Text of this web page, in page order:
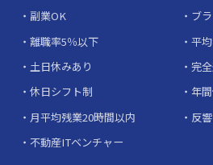
副業OK
ブ
離職率5％以下
平
土日休みあり
完
休日シフト制
年
月平均残業20時間以内
反
不動産ITベンチャー